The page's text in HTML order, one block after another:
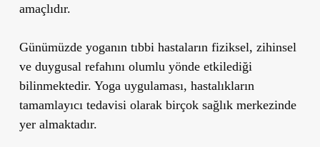
amaçlıdır.
Günümüzde yoganın tıbbi hastaların fiziksel, zihinsel
ve duygusal refahını olumlu yönde etkilediği
bilinmektedir. Yoga uygulaması, hastalıkların
tamamlayıcı tedavisi olarak birçok sağlık merkezinde
yer almaktadır.